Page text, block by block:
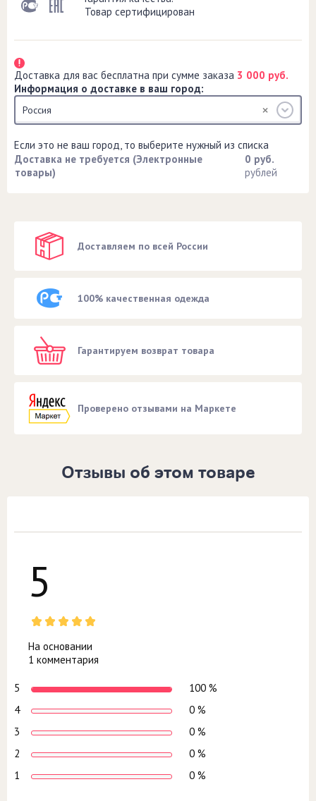
Товар сертифицирован
Доставка для вас бесплатна при сумме заказа 3 000 руб.
Информация о доставке в ваш город:
Россия
Если это не ваш город, то выберите нужный из списка
Доставка не требуется (Электронные
товары)
0 руб.
рублей
Доставляем по всей России
100% качественная одежда
Гарантируем возврат товара
Проверено отзывами на Маркете
Отзывы об этом товаре
5
На основании
1 комментария
5
100 %
4
0 %
3
0 %
2
0 %
1
0 %